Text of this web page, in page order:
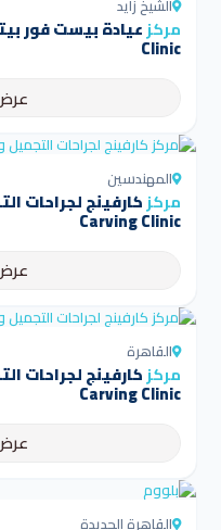
الشيخ زايد
مركز
Clinic
المهندسين
مركزكارفينج لجراحات
Carving Clinic
القاهرة
مركزكارفينج لجراحات
Carving Clinic
القاهرة الجديدة